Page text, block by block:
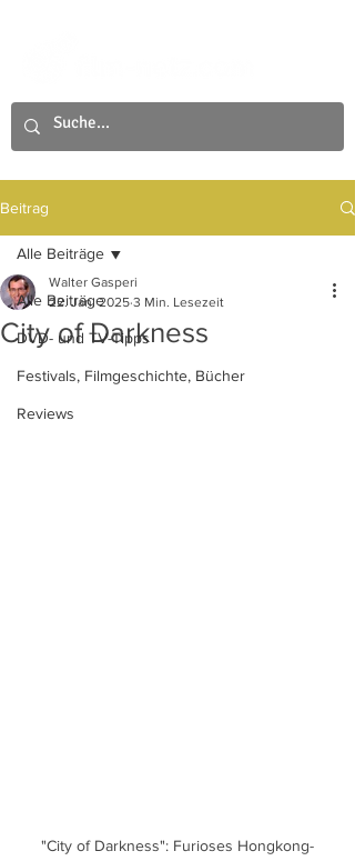
Beitrag
Alle Beiträge
DVD- und TV-Tipps
Festivals, Filmgeschichte, Bücher
Reviews
Alle Beiträge
City of Darkness
Walter Gasperi
22. Jan. 2025 3 Min. Lesezeit
"City of Darkness": Furioses Hongkong-